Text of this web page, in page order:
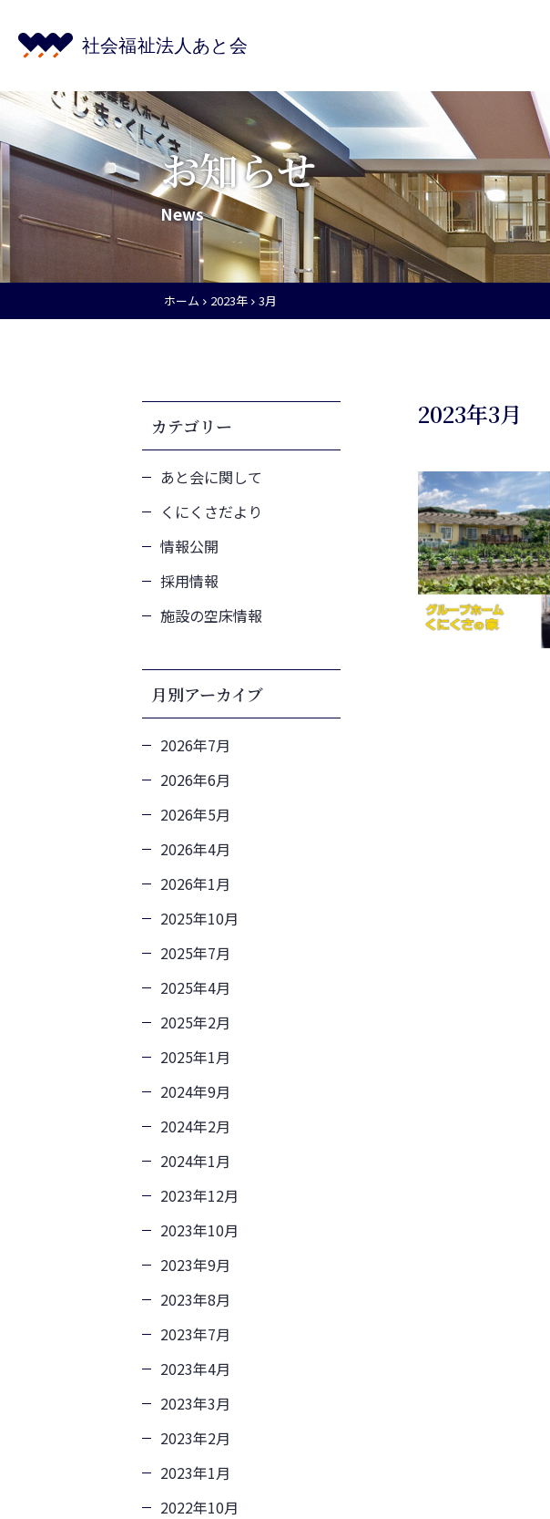
お知らせ
News
ホーム 2023年 3月
2023年3月
カテゴリー
あと会に関して
くにくさだより
情報公開
採用情報
施設の空床情報
月別アーカイブ
2026年7月
2026年6月
2026年5月
2026年4月
2026年1月
2025年10月
2025年7月
2025年4月
2025年2月
2025年1月
2024年9月
2024年2月
2024年1月
2023年12月
2023年10月
2023年9月
2023年8月
2023年7月
2023年4月
2023年3月
2023年2月
2023年1月
2022年10月